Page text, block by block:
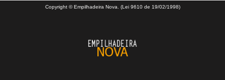
Copyright © Empilhadeira Nova. (Lei 9610 de 19/02/1998)